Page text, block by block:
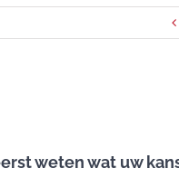
weten wat uw